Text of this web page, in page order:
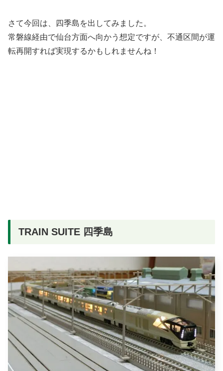
さて今回は、四季島を出してみました。
常磐線経由で仙台方面へ向かう想定ですが、不通区間が運
転再開すれば実現するかもしれませんね！
TRAIN SUITE 四季島